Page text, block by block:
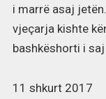
i marrë asaj
vjeçarja kishte
bashkëshorti i
11 shkurt 2017